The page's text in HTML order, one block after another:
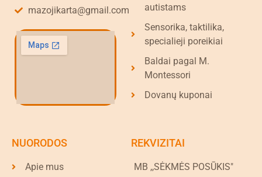
mazojikarta@gmail.com
autistams
Sensorika, taktilika,
specialieji poreikiai
Baldai pagal M.
Montessori
Dovanų kuponai
NUORODOS
Apie mus
REKVIZITAI
MB ,,SĖKMĖS POSŪKIS"